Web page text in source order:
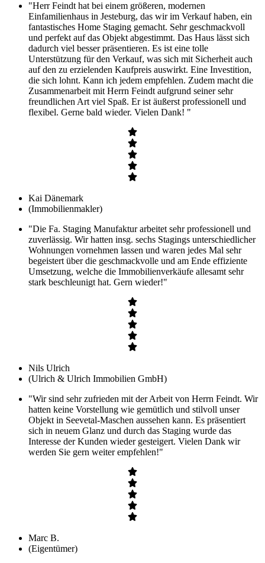
"Herr Feindt hat bei einem größeren, modernen
Einfamilienhaus in Jesteburg, das wir im Verkauf haben, ein
fantastisches Home Staging gemacht. Sehr geschmackvoll
und perfekt auf das Objekt abgestimmt. Das Haus lässt sich
dadurch viel besser präsentieren. Es ist eine tolle
Unterstützung für den Verkauf, was sich mit Sicherheit auch
auf den zu erzielenden Kaufpreis auswirkt. Eine Investition,
die sich lohnt. Kann ich jedem empfehlen. Zudem macht die
Zusammenarbeit mit Herrn Feindt aufgrund seiner sehr
freundlichen Art viel Spaß. Er ist äußerst professionell und
flexibel. Gerne bald wieder. Vielen Dank! "
Kai Dänemark
(Immobilienmakler)
"Die Fa. Staging Manufaktur arbeitet sehr professionell und
zuverlässig. Wir hatten insg. sechs Stagings unterschiedlicher
Wohnungen vornehmen lassen und waren jedes Mal sehr
begeistert über die geschmackvolle und am Ende effiziente
Umsetzung, welche die Immobilienverkäufe allesamt sehr
stark beschleunigt hat. Gern wieder!"
Nils Ulrich
(Ulrich & Ulrich Immobilien GmbH)
"Wir sind sehr zufrieden mit der Arbeit von Herrn Feindt. Wir
hatten keine Vorstellung wie gemütlich und stilvoll unser
Objekt in Seevetal-Maschen aussehen kann. Es präsentiert
sich in neuem Glanz und durch das Staging wurde das
Interesse der Kunden wieder gesteigert. Vielen Dank wir
werden Sie gern weiter empfehlen!"
Marc B.
(Eigentümer)